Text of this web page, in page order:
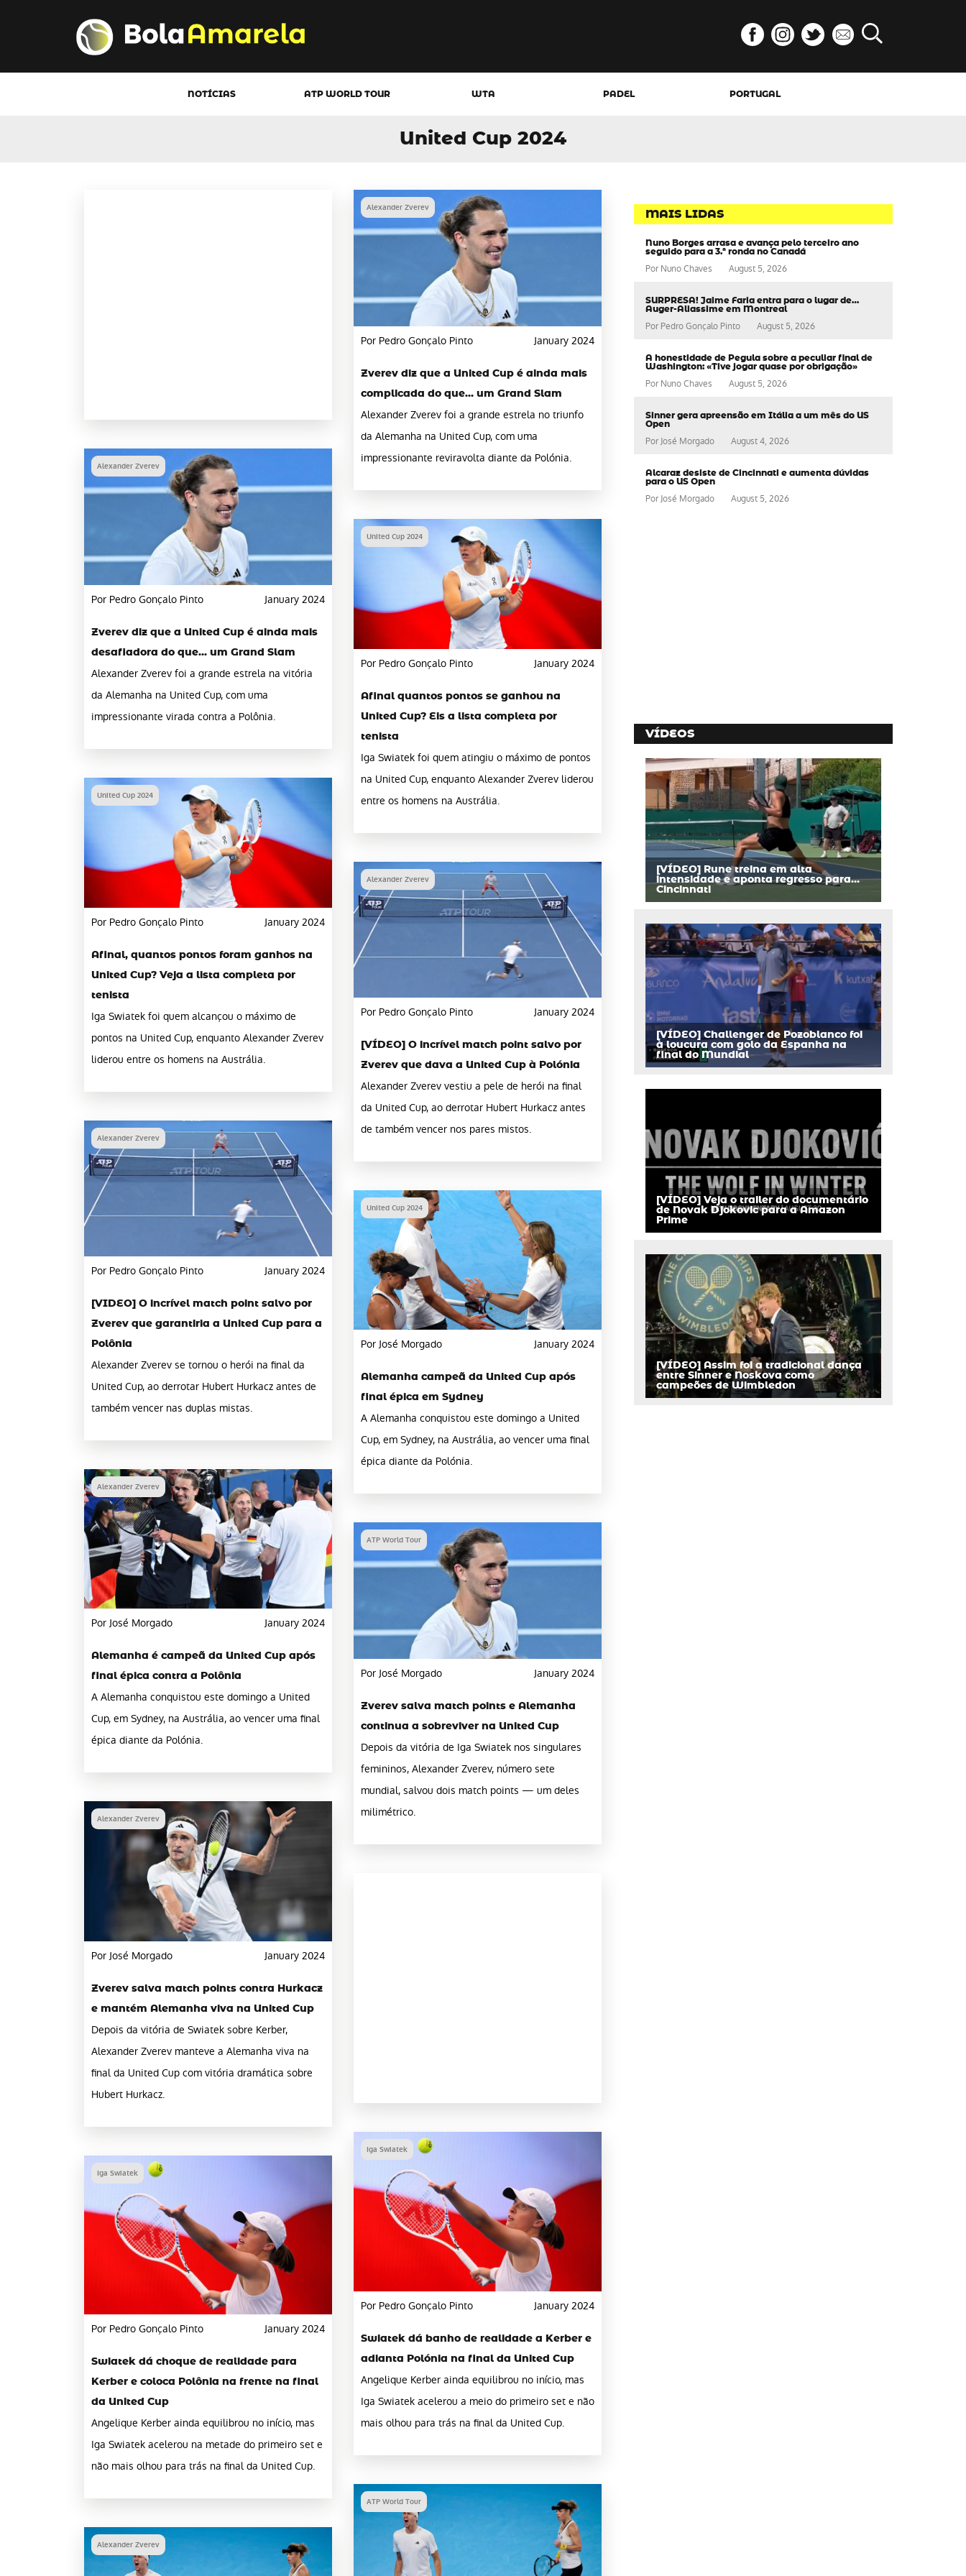
NOTÍCIAS ATP WORLD TOUR WTA PADEL PORTUGAL
United Cup 2024
Alexander Zverev
Por Pedro Gonçalo Pinto January 2024
Zverev diz que a United Cup é ainda mais
complicada do que… um Grand Slam
Alexander Zverev foi a grande estrela no triunfo
da Alemanha na United Cup, com uma
impressionante reviravolta diante da Polónia.
Alexander Zverev
Por Pedro Gonçalo Pinto January 2024
Zverev diz que a United Cup é ainda mais
desafiadora do que… um Grand Slam
Alexander Zverev foi a grande estrela na vitória
da Alemanha na United Cup, com uma
impressionante virada contra a Polônia.
United Cup 2024
Por Pedro Gonçalo Pinto January 2024
Afinal quantos pontos se ganhou na
United Cup? Eis a lista completa por
tenista
Iga Swiatek foi quem atingiu o máximo de pontos
na United Cup, enquanto Alexander Zverev liderou
entre os homens na Austrália.
United Cup 2024
Por Pedro Gonçalo Pinto January 2024
Afinal, quantos pontos foram ganhos na
United Cup? Veja a lista completa por
tenista
Iga Swiatek foi quem alcançou o máximo de
pontos na United Cup, enquanto Alexander Zverev
liderou entre os homens na Austrália.
Alexander Zverev
Por Pedro Gonçalo Pinto January 2024
[VÍDEO] O incrível match point salvo por
Zverev que dava a United Cup à Polónia
Alexander Zverev vestiu a pele de herói na final
da United Cup, ao derrotar Hubert Hurkacz antes
de também vencer nos pares mistos.
Alexander Zverev
Por Pedro Gonçalo Pinto January 2024
[VIDEO] O incrível match point salvo por
Zverev que garantiria a United Cup para a
Polônia
Alexander Zverev se tornou o herói na final da
United Cup, ao derrotar Hubert Hurkacz antes de
também vencer nas duplas mistas.
United Cup 2024
Por José Morgado January 2024
Alemanha campeã da United Cup após
final épica em Sydney
A Alemanha conquistou este domingo a United
Cup, em Sydney, na Austrália, ao vencer uma final
épica diante da Polónia.
Alexander Zverev
Por José Morgado January 2024
Alemanha é campeã da United Cup após
final épica contra a Polônia
A Alemanha conquistou este domingo a United
Cup, em Sydney, na Austrália, ao vencer uma final
épica diante da Polónia.
ATP World Tour
Por José Morgado January 2024
Zverev salva match points e Alemanha
continua a sobreviver na United Cup
Depois da vitória de Iga Swiatek nos singulares
femininos, Alexander Zverev, número sete
mundial, salvou dois match points — um deles
milimétrico.
Alexander Zverev
Por José Morgado January 2024
Zverev salva match points contra Hurkacz
e mantém Alemanha viva na United Cup
Depois da vitória de Swiatek sobre Kerber,
Alexander Zverev manteve a Alemanha viva na
final da United Cup com vitória dramática sobre
Hubert Hurkacz.
Iga Swiatek
Por Pedro Gonçalo Pinto January 2024
Swiatek dá banho de realidade a Kerber e
adianta Polónia na final da United Cup
Angelique Kerber ainda equilibrou no início, mas
Iga Swiatek acelerou a meio do primeiro set e não
mais olhou para trás na final da United Cup.
Iga Swiatek
Por Pedro Gonçalo Pinto January 2024
Swiatek dá choque de realidade para
Kerber e coloca Polônia na frente na final
da United Cup
Angelique Kerber ainda equilibrou no início, mas
Iga Swiatek acelerou na metade do primeiro set e
não mais olhou para trás na final da United Cup.
ATP World Tour
Alexander Zverev
MAIS LIDAS
Nuno Borges arrasa e avança pelo terceiro ano
seguido para a 3.ª ronda no Canadá
PorNuno Chaves August 5, 2026
SURPRESA! Jaime Faria entra para o lugar de…
Auger-Aliassime em Montreal
Por Pedro Gonçalo Pinto August 5, 2026
A honestidade de Pegula sobre a peculiar final de
Washington: «Tive jogar quase por obrigação»
PorNuno Chaves August 5, 2026
Sinner gera apreensão em Itália a um mês do US
Open
Por José Morgado August 4, 2026
Alcaraz desiste de Cincinnati e aumenta dúvidas
para o US Open
PorJosé Morgado August 5, 2026
VÍDEOS
[VÍDEO] Rune treina em alta
intensidade e aponta regresso para…
Cincinnati
[VÍDEO] Challenger de Pozoblanco foi
à loucura com golo da Espanha na
final do Mundial
[VÍDEO] Veja o trailer do documentário
de Novak Djokovic para a Amazon
Prime
[VÍDEO] Assim foi a tradicional dança
entre Sinner e Noskova como
campeões de Wimbledon